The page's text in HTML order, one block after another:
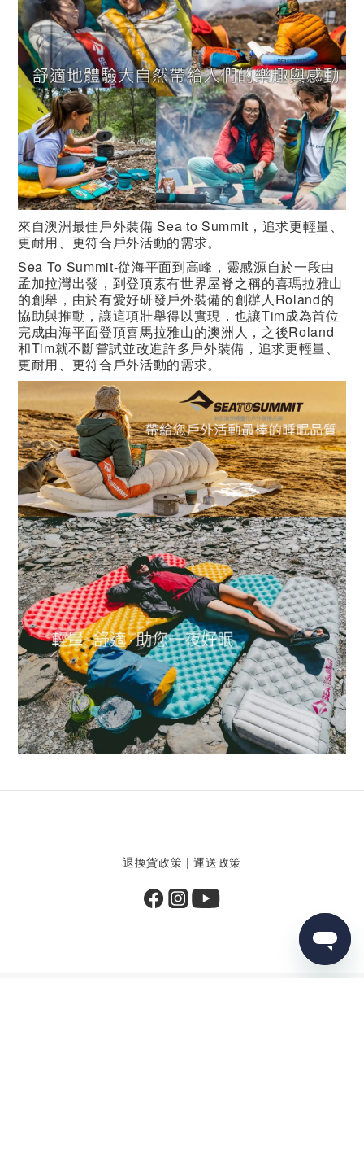
來自澳洲最佳戶外裝備 Sea to Summit，追求更輕量、
更耐用、更符合戶外活動的需求。
Sea To Summit-從海平面到高峰，靈感源自於一段由
孟加拉灣出發，到登頂素有世界屋脊之稱的喜瑪拉雅山
的創舉，由於有愛好研發戶外裝備的創辦人Roland的
協助與推動，讓這項壯舉得以實現，也讓Tim成為首位
完成由海平面登頂喜馬拉雅山的澳洲人，之後Roland
和Tim就不斷嘗試並改進許多戶外裝備，追求更輕量、
更耐用、更符合戶外活動的需求。
BUY NOW
退換貨政策 |運送政策